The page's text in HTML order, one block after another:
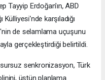
Tayyip Erdoğan'ın, ABD
Külliyesi'nde karşıladığı
de selamlama uçuşunu
gerçekleştirdiği belirtildi.
senkronizasyon, Türk